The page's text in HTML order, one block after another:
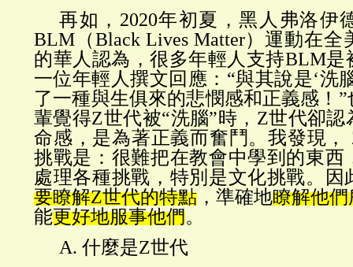
再如， 2020年初夏，黑人弗洛伊
BLM（Black Lives Matter）運動在全
的華人認為，很多年輕人支持BLM是
一位年輕人撰文回應：“與其說是‘洗
了一種與生俱來的悲憫感和正義感！
輩覺得Z世代被“洗腦”時，Z世代卻
命感，是為著正義而奮鬥。我發現，
挑戰是：很難把在教會中學到的東西
處理各種挑戰，特別是文化挑戰。因
要瞭解Z世代的特點 ，準確地瞭解他
能更好地服事他們。
A. 什麼是Z世代